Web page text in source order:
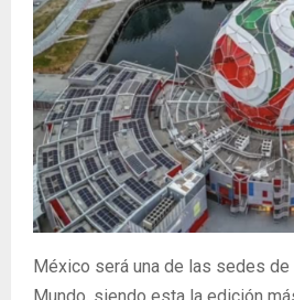
México será una de las sedes de